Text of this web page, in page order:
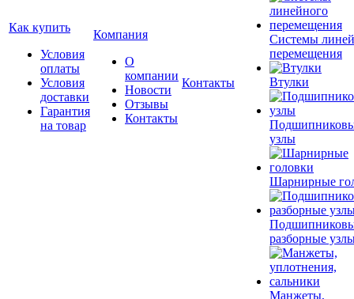
Как купить
Условия
оплаты
Условия
доставки
Гарантия
на товар
Компания
О
компании
Новости
Отзывы
Контакты
Контакты
Системы
перемещения
Втулки
узлы
Шарнирные
разборные
Манжеты,